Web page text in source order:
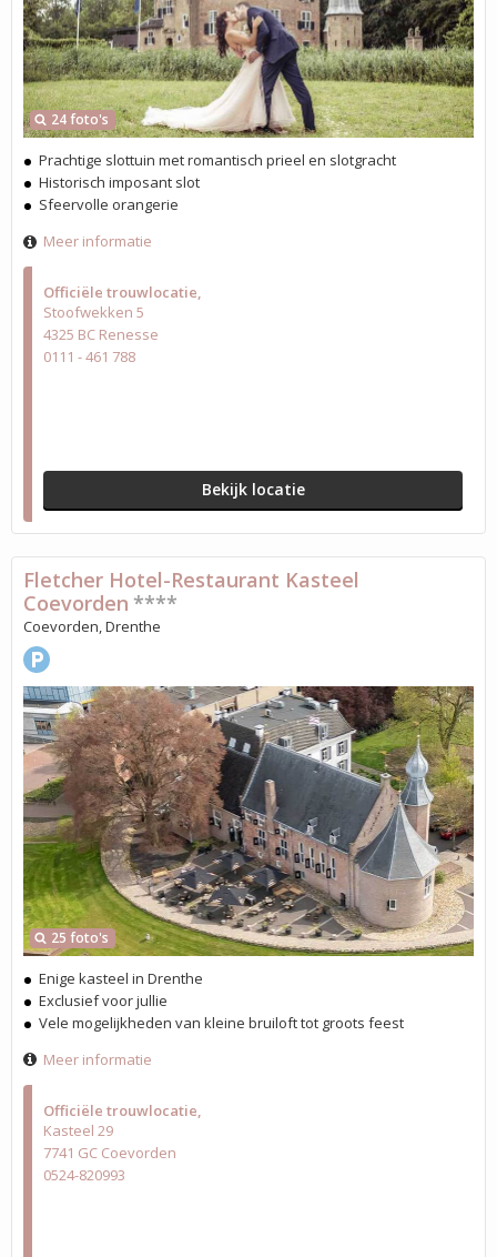
Officiële trouwlocatie
Stoofwekken 5
4325 BC Renesse
0111 - 461 788
Bekijk locatie
24 foto's
Prachtige slottuin met romantisch prieel en slotgracht
Historisch imposant slot
Sfeervolle orangerie
Meer informatie
Officiële trouwlocatie
Kasteel 29
7741 GC Coevorden
0524-820993
25 foto's
Fletcher Hotel-Restaurant Kasteel
Coevorden ****
Coevorden, Drenthe
Enige kasteel in Drenthe
Exclusief voor jullie
Vele mogelijkheden van kleine bruiloft tot groots feest
Meer informatie